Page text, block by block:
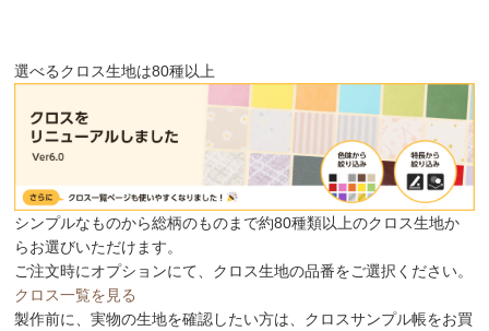
選べるクロス生地は80種以上
シンプルなものから総柄のものまで約80種類以上のクロス生地か
らお選びいただけます。
ご注文時にオプションにて、クロス生地の品番をご選択ください。
クロス一覧を見る
製作前に、実物の生地を確認したい方は、クロスサンプル帳をお買